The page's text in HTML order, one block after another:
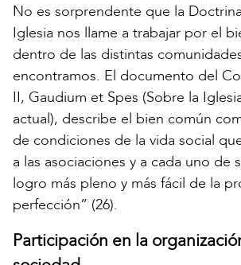
No es sorprendente que la
Iglesia nos llame a trabajar por el
dentro de las distintas
encontramos. El documento del
II, Gaudium et Spes (Sobre la
actual), describe el bien común
de condiciones de la vida social
a las asociaciones y a cada uno de
logro más pleno y más fácil de la
perfección” (26).
Participación en la